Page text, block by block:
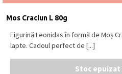
Mos Craciun L 80g
Figurină Leonidas în formă de Moș
lapte. Cadoul perfect de [...]
Stoc epuizat